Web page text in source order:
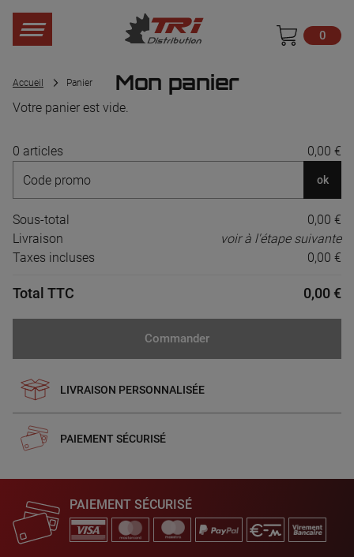
0
Accueil Panier Mon panier
Votre panier est vide.
0 articles 0,00 €
ok
Sous-total
0,00 €
Livraison
voir à l'étape suivante
Taxes incluses
0,00 €
Total TTC 0,00 €
Commander
LIVRAISON PERSONNALISÉE
PAIEMENT SÉCURISÉ
PAIEMENT SÉCURISÉ